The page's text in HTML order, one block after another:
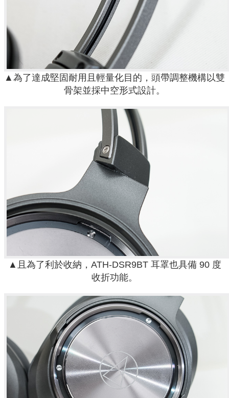
▲為了達成堅固耐用且輕量化目的，頭帶調整機構以雙
骨架並採中空形式設計。
▲且為了利於收納，ATH-DSR9BT 耳罩也具備 90 度
收折功能。